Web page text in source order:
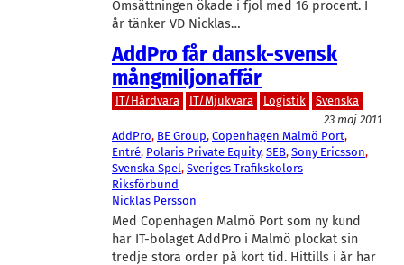
Omsättningen ökade i fjol med 16 procent. I
år tänker VD Nicklas…
AddPro får dansk-svensk
mångmiljonaffär
IT/Hårdvara IT/Mjukvara Logistik
Svenska
23 maj 2011
AddPro, BE Group, Copenhagen Malmö Port
Entré, Polaris Private Equity, SEB, Sony Ericsson
Svenska Spel, Sveriges Trafikskolors
Riksförbund
Nicklas Persson
Med Copenhagen Malmö Port som ny kund
har IT-bolaget AddPro i Malmö plockat sin
tredje stora order på kort tid. Hittills i år har